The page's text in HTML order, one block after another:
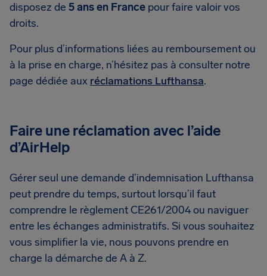
disposez de 5 ans en France pour faire valoir vos
droits.
Pour plus d’informations liées au remboursement ou
à la prise en charge, n’hésitez pas à consulter notre
page dédiée aux réclamations Lufthansa.
Faire une réclamation avec l’aide
d’AirHelp
Gérer seul une demande d’indemnisation Lufthansa
peut prendre du temps, surtout lorsqu’il faut
comprendre le règlement CE261/2004 ou naviguer
entre les échanges administratifs. Si vous souhaitez
vous simplifier la vie, nous pouvons prendre en
charge la démarche de A à Z.